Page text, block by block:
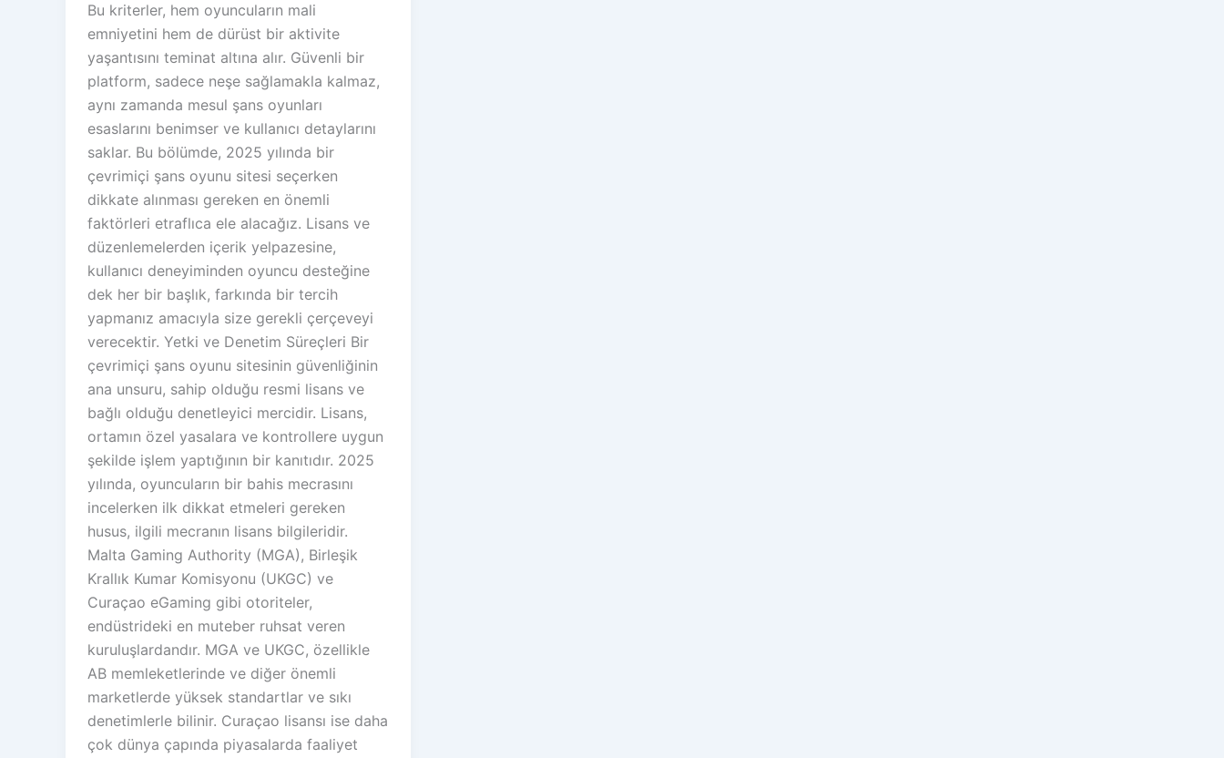
Bu kriterler, hem oyuncuların mali
emniyetini hem de dürüst bir aktivite
yaşantısını teminat altına alır. Güvenli bir
platform, sadece neşe sağlamakla kalmaz,
aynı zamanda mesul şans oyunları
esaslarını benimser ve kullanıcı detaylarını
saklar. Bu bölümde, 2025 yılında bir
çevrimiçi şans oyunu sitesi seçerken
dikkate alınması gereken en önemli
faktörleri etraflıca ele alacağız. Lisans ve
düzenlemelerden içerik yelpazesine,
kullanıcı deneyiminden oyuncu desteğine
dek her bir başlık, farkında bir tercih
yapmanız amacıyla size gerekli çerçeveyi
verecektir. Yetki ve Denetim Süreçleri Bir
çevrimiçi şans oyunu sitesinin güvenliğinin
ana unsuru, sahip olduğu resmi lisans ve
bağlı olduğu denetleyici mercidir. Lisans,
ortamın özel yasalara ve kontrollere uygun
şekilde işlem yaptığının bir kanıtıdır. 2025
yılında, oyuncuların bir bahis mecrasını
incelerken ilk dikkat etmeleri gereken
husus, ilgili mecranın lisans bilgileridir.
Malta Gaming Authority (MGA), Birleşik
Krallık Kumar Komisyonu (UKGC) ve
Curaçao eGaming gibi otoriteler,
endüstrideki en muteber ruhsat veren
kuruluşlardandır. MGA ve UKGC, özellikle
AB memleketlerinde ve diğer önemli
marketlerde yüksek standartlar ve sıkı
denetimlerle bilinir. Curaçao lisansı ise daha
çok dünya çapında piyasalarda faaliyet